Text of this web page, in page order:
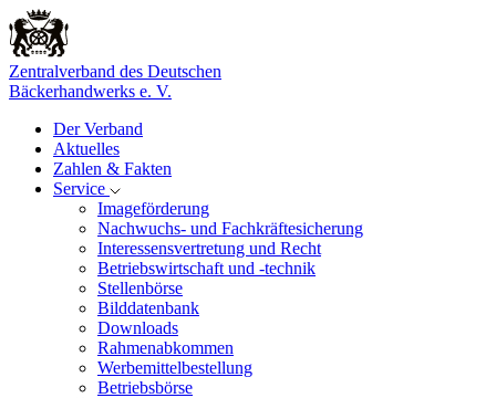
Zentralverband des Deutschen
Bäckerhandwerks e. V.
Der Verband
Aktuelles
Zahlen & Fakten
Service
Imageförderung
Nachwuchs- und Fachkräftesicherung
Interessensvertretung und Recht
Betriebswirtschaft und -technik
Stellenbörse
Bilddatenbank
Downloads
Rahmenabkommen
Werbemittelbestellung
Betriebsbörse